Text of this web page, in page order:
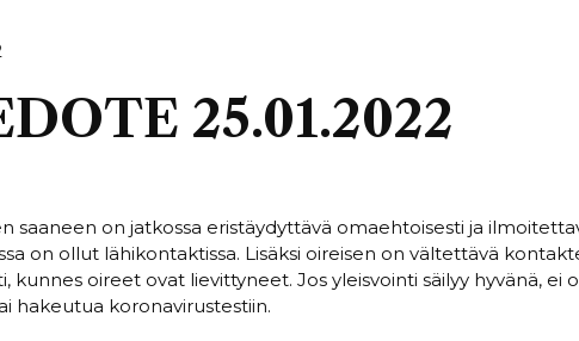
25.01.2022
saaneen on jatkossa eristäydyttävä omaehtoisesti ja
on ollut lähikontaktissa. Lisäksi oireisen on vältettävä
kunnes oireet ovat lievittyneet. Jos yleisvointi säilyy hyvänä, ei
hakeutua koronavirustestiin.